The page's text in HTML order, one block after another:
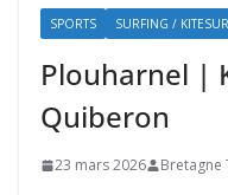
SPORTS SURFING /
Plouharnel |
Quiberon
23 mars 2026 Bretagne